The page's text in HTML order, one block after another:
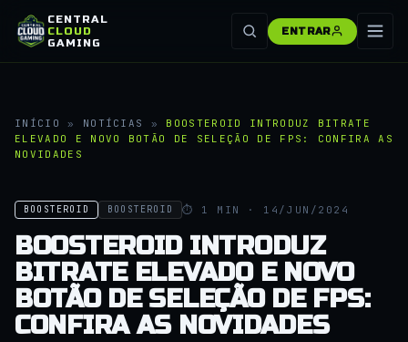
CENTRAL
CLOUD
GAMING
ENTRAR
INÍCIO » NOTÍCIAS » BOOSTEROID INTRODUZ BITRATE
ELEVADO E NOVO BOTÃO DE SELEÇÃO DE FPS: CONFIRA AS
NOVIDADES
BOOSTEROID BOOSTEROID ⏱ 1 MIN · 14/JUN/2024
BOOSTEROID INTRODUZ
BITRATE ELEVADO E NOVO
BOTÃO DE SELEÇÃO DE FPS:
CONFIRA AS NOVIDADES